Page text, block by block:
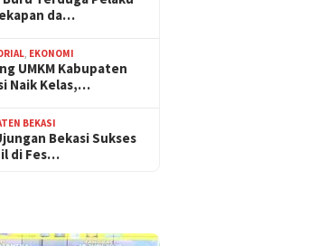
da…
EKONOMI
UMKM Kabupaten
Naik Kelas,…
BEKASI
Bekasi Sukses
di Fes…